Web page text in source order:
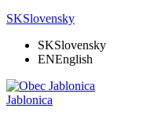
SKSlovensky
SKSlovensky
ENEnglish
Jablonica